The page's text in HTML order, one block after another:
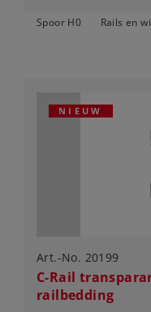
Spoor H0 Rails en
NIEUW
Art.-No. 20199
C-Rail
railbedding